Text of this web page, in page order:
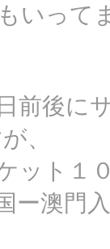
いって
前後に
、
ット１
ー澳門